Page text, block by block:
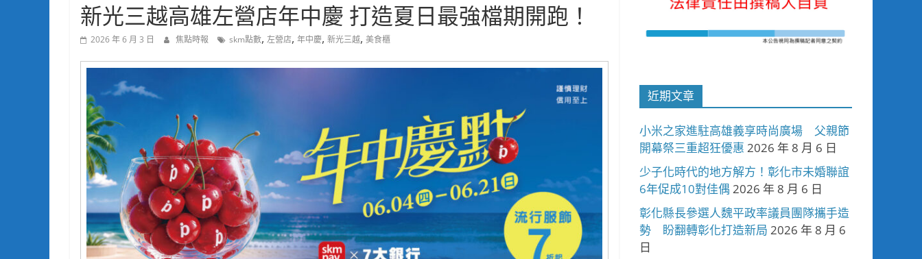
新光三越高雄左營店年中慶 打造夏日最強檔期開跑！
2026 年 6 月 3 日 焦點時報 skm點數, 左營店, 年中慶, 新光三越, 美食櫃
近期文章
小米之家進駐高雄義享時尚廣場 父親節
開幕祭三重超狂優惠 2026 年 8 月 6 日
少子化時代的地方解方！彰化市未婚聯誼
6年促成10對佳偶 2026 年 8 月 6 日
彰化縣長參選人魏平政率議員團隊攜手造
勢 盼翻轉彰化打造新局 2026 年 8 月 6
日